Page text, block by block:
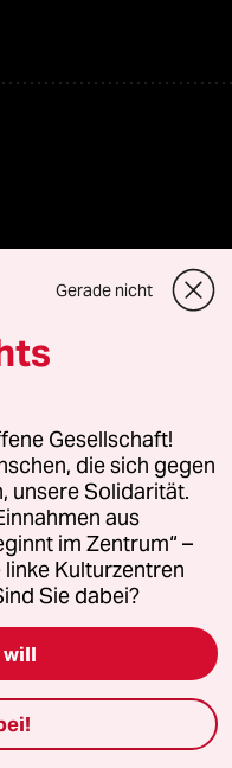
Gerade nicht
Gesellschaft!
die sich gegen
unsere Solidarität.
aus
im Zentrum“ –
Kulturzentren
Sie dabei?